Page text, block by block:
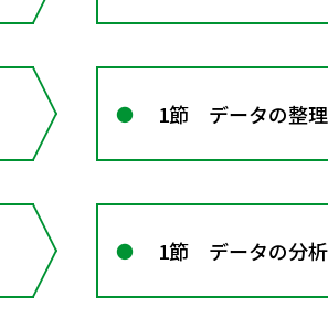
1節 データの整
1節 データの分析